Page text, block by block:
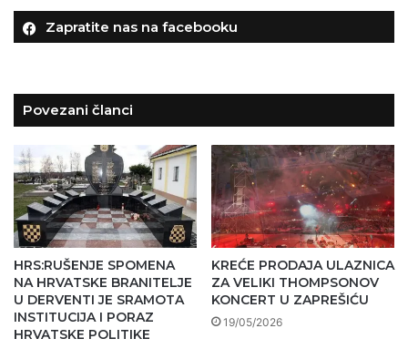
Zapratite nas na facebooku
Povezani članci
HRS:RUŠENJE SPOMENA
NA HRVATSKE BRANITELJE
U DERVENTI JE SRAMOTA
INSTITUCIJA I PORAZ
HRVATSKE POLITIKE
KREĆE PRODAJA ULAZNICA
ZA VELIKI THOMPSONOV
KONCERT U ZAPREŠIĆU
19/05/2026